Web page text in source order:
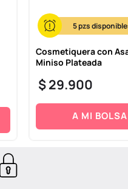
5
Cosmetiquera con
Miniso Plateada
$29.900
A MI BOLSA